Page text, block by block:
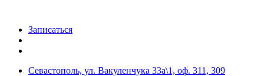
Записаться
Севастополь, ул. Вакуленчука 33а\1, оф. 311, 309